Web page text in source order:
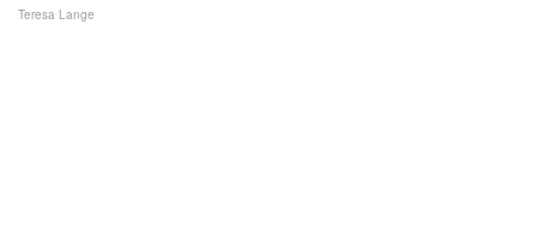
Teresa Lange